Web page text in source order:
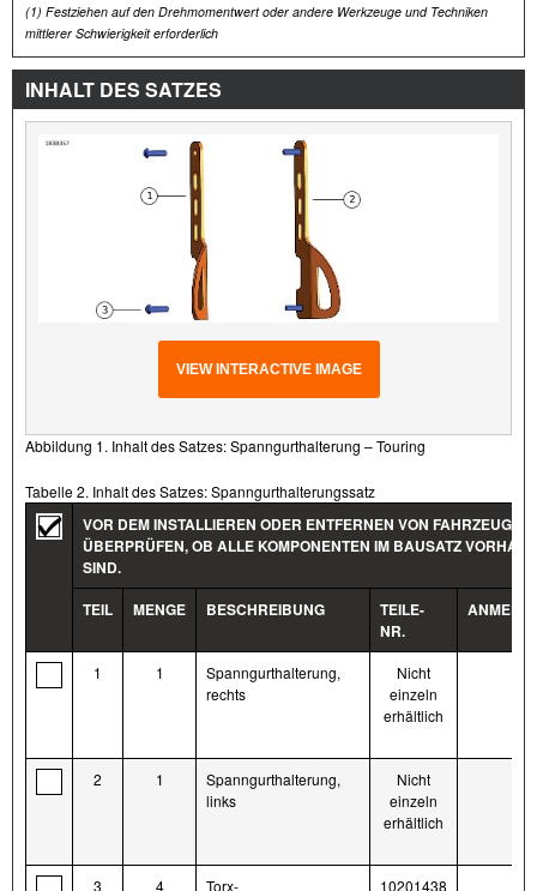
(1) Festziehen auf den Drehmomentwert oder andere Werkzeuge und Techniken
mittlerer Schwierigkeit erforderlich
INHALT DES SATZES
VIEW INTERACTIVE IMAGE
Abbildung 1. Inhalt des Satzes: Spanngurthalterung – Touring
Tabelle 2. Inhalt des Satzes: Spanngurthalterungssatz
VOR DEM INSTALLIEREN ODER ENTFERNEN VON
ÜBERPRÜFEN, OB ALLE KOMPONENTEN IM BAUSATZ
SIND.
TEIL
MENGE BESCHREIBUNG
TEILE-
NR.
1 1
Spanngurthalterung,
rechts
Nicht
einzeln
erhältlich
2 1
Spanngurthalterung,
links
Nicht
einzeln
erhältlich
3 4
Torx-
10201438